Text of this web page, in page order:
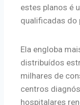
estes planos é
qualificadas do
Ela engloba
distribuídos
milhares de
centros
hospitalares